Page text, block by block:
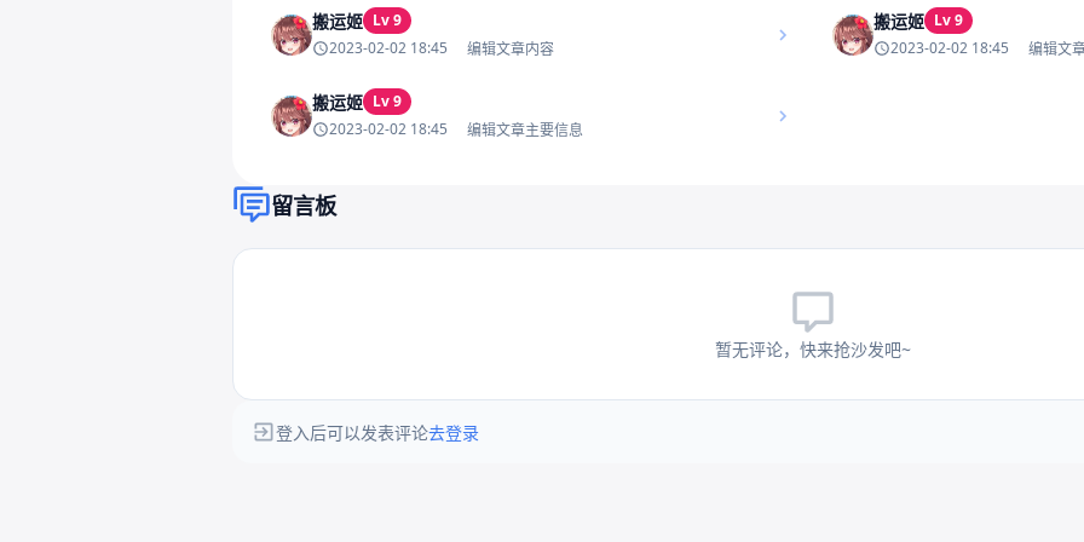
搬运姬 Lv 9
2023-02-02 18:45
编辑文章内容
搬运姬 Lv 9
2023-02-02 18:45
编辑文
搬运姬 Lv 9
2023-02-02 18:45
编辑文章主要信息
留言板
暂无评论，快来抢沙发吧~
登入后可以发表评论去登录